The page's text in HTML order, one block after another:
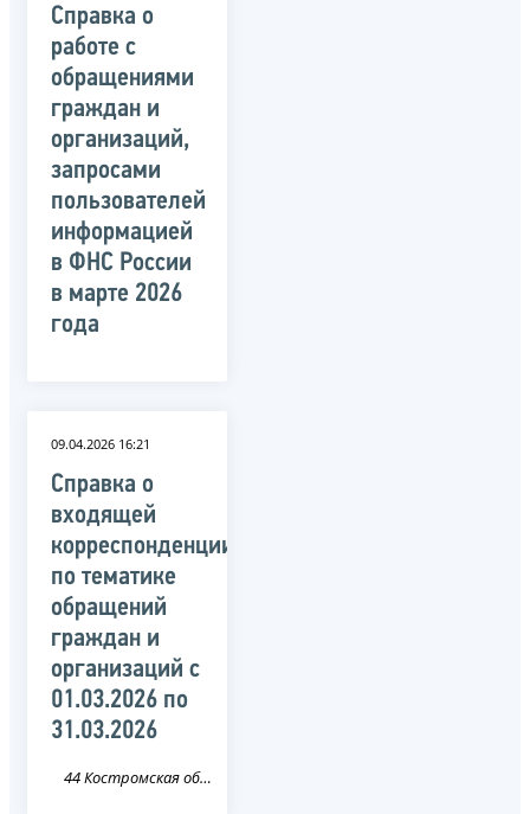
Справка о
работе с
обращениями
граждан и
организаций,
запросами
пользователей
информацией
в ФНС России
в марте 2026
года
09.04.2026 16:21
Справка о
входящей
корреспонденции
по тематике
обращений
граждан и
организаций c
01.03.2026 по
31.03.2026
44 Костромская область